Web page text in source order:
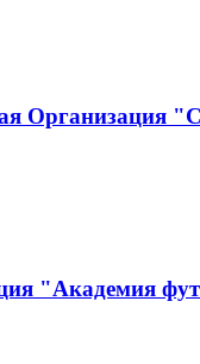
Организация
"Академия